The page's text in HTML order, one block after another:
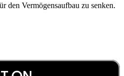
den Vermögensaufbau zu senken.